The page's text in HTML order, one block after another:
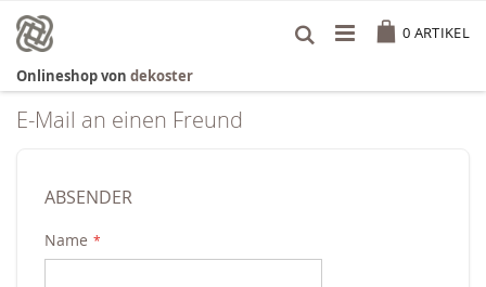
Inhalt
springen
0 ARTIKEL
Onlineshop von dekoster
E-Mail an einen Freund
ABSENDER
Name